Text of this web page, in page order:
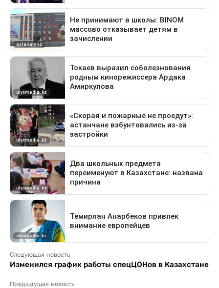
Следующая новость
Изменился график работы спецЦОНов в Казахстане
Предыдущая новость